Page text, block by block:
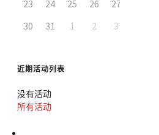
23
24 25 26 27
30
31 1 2 3
近期活动列表
没有活动
所有活动